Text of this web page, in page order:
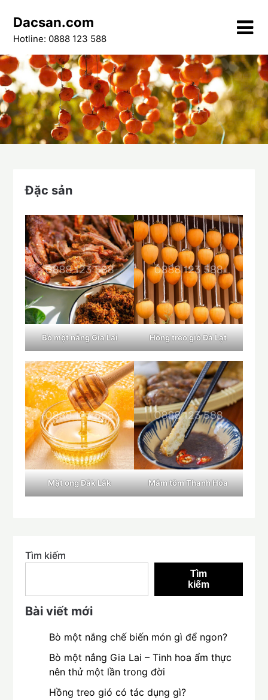
content
Dacsan.com
Hotline: 0888 123 588
Đặc sản
Bò một nắng Gia Lai Hồng treo gió Đà Lạt
Mật ong Đắk Lắk Mắm tôm Thanh Hóa
Tìm kiếm
Tìm
kiếm
Bài viết mới
Bò một nắng chế biến món gì để ngon?
Bò một nắng Gia Lai – Tinh hoa ẩm thực
nên thử một lần trong đời
Hồng treo gió có tác dụng gì?